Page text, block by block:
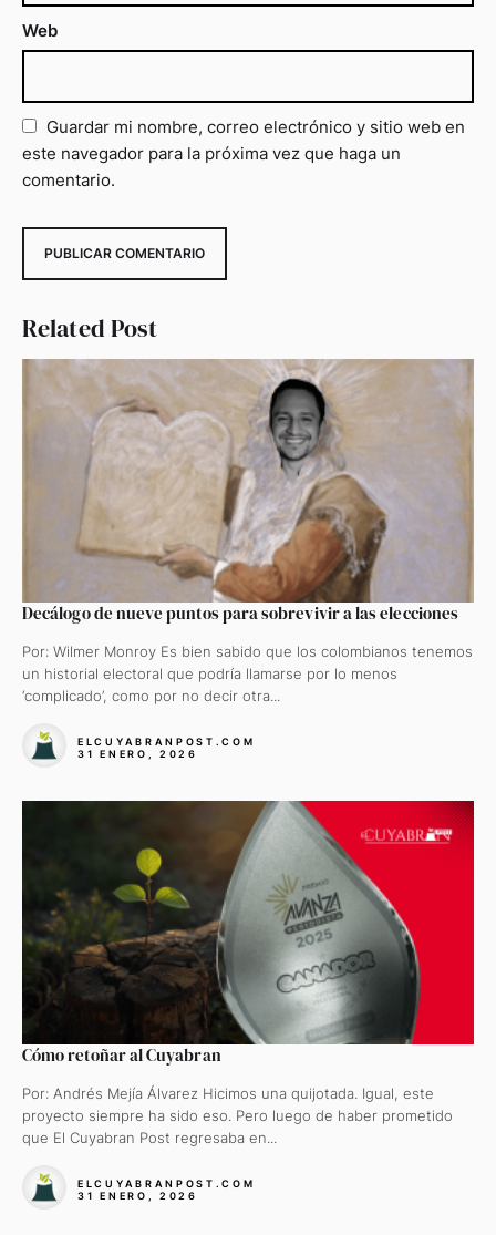
Web
Guardar mi nombre, correo electrónico y sitio web en
este navegador para la próxima vez que haga un
comentario.
Related Post
Decálogo de nueve puntos para sobrevivir a las elecciones
Por: Wilmer Monroy Es bien sabido que los colombianos tenemos
un historial electoral que podría llamarse por lo menos
‘complicado’, como por no decir otra...
ELCUYABRANPOST.COM
31 ENERO, 2026
Cómo retoñar al Cuyabran
Por: Andrés Mejía Álvarez Hicimos una quijotada. Igual, este
proyecto siempre ha sido eso. Pero luego de haber prometido
que El Cuyabran Post regresaba en...
ELCUYABRANPOST.COM
31 ENERO, 2026